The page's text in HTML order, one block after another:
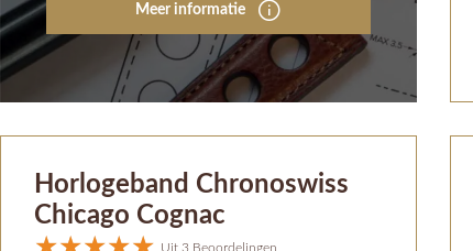
Meer informatie
Horlogeband Chronoswiss
Chicago Cognac
Uit 3 Beoordelingen